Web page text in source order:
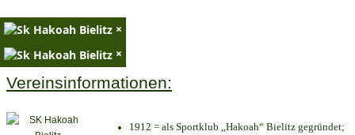
×
×
Vereinsinformationen:
1912 = als Sportklub „Hakoah“ Bielitz gegründet;